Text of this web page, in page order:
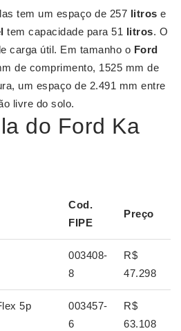
tem um espaço de 257 litros e
tem capacidade para 51 litros. O
carga útil. Em tamanho o Ford
de comprimento, 1525 mm de
um espaço de 2.491 mm entre
livre do solo.
do Ford Ka
Cod.
FIPE
Preço
003408-
8
R$
47.298
5p
003457-
6
R$
63.108